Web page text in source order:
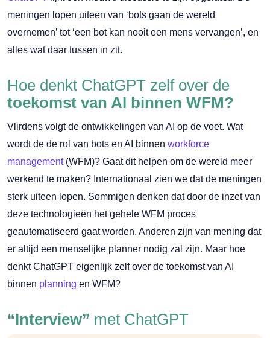
meningen lopen uiteen van ‘bots gaan de wereld
overnemen’ tot ‘een bot kan nooit een mens vervangen’, en
alles wat daar tussen in zit.
Hoe denkt ChatGPT zelf over de
toekomst van AI binnen WFM?
Vlirdens volgt de ontwikkelingen van AI op de voet. Wat
wordt de de rol van bots en AI binnen workforce
management(WFM)? Gaat dit helpen om de wereld meer
werkend te maken? Internationaal zien we dat de meningen
sterk uiteen lopen. Sommigen denken dat door de inzet van
deze technologieën het gehele WFM proces
geautomatiseerd gaat worden. Anderen zijn van mening dat
er altijd een menselijke planner nodig zal zijn. Maar hoe
denkt ChatGPT eigenlijk zelf over de toekomst van AI
binnen planning en WFM?
“Interview” met ChatGPT